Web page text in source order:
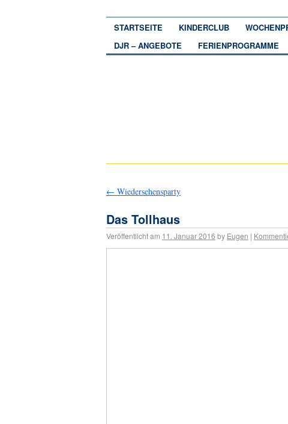
STARTSEITE KINDERCLUB
DJR – ANGEBOTE
FERIENPROGRAMME
← Wiedersehensparty
Das Tollhaus
Veröffentlicht am 11. Januar 2016 by Eugen |